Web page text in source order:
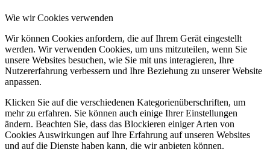
Wie wir Cookies verwenden
Wir können Cookies anfordern, die auf Ihrem Gerät eingestellt
werden. Wir verwenden Cookies, um uns mitzuteilen, wenn Sie
unsere Websites besuchen, wie Sie mit uns interagieren, Ihre
Nutzererfahrung verbessern und Ihre Beziehung zu unserer Website
anpassen.
Klicken Sie auf die verschiedenen Kategorienüberschriften, um
mehr zu erfahren. Sie können auch einige Ihrer Einstellungen
ändern. Beachten Sie, dass das Blockieren einiger Arten von
Cookies Auswirkungen auf Ihre Erfahrung auf unseren Websites
und auf die Dienste haben kann, die wir anbieten können.